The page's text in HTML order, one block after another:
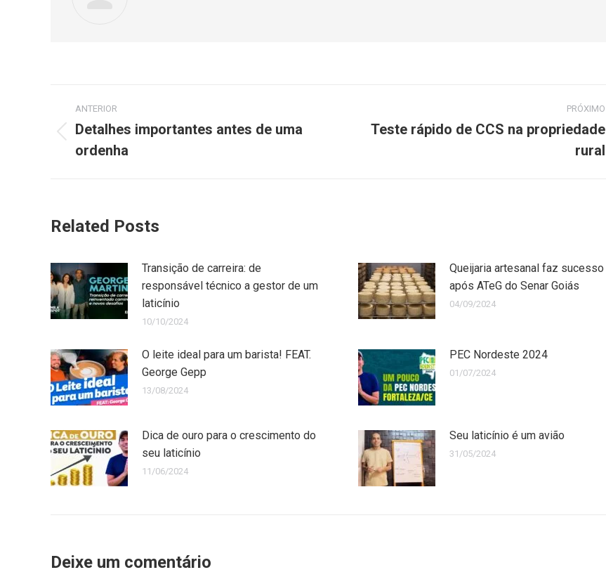
ANTERIOR
Detalhes importantes antes de uma
ordenha
PRÓXIMO
Teste rápido de CCS na propriedade
rural
Related Posts
Transição de carreira: de
responsável técnico a gestor de um
laticínio
10/10/2024
Queijaria artesanal faz sucesso
após ATeG do Senar Goiás
04/09/2024
O leite ideal para um barista! FEAT.
George Gepp
13/08/2024
PEC Nordeste 2024
01/07/2024
Dica de ouro para o crescimento do
seu laticínio
11/06/2024
Seu laticínio é um avião
31/05/2024
Deixe um comentário